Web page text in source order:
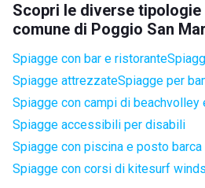
Scopri le diverse tipologie
comune di Poggio San
Spiagge con bar e ristorante
Spiagge attrezzateSpiagge per
Spiagge con campi di beachvolley
Spiagge accessibili per disabili
Spiagge con piscina e posto barca
Spiagge con corsi di kitesurf